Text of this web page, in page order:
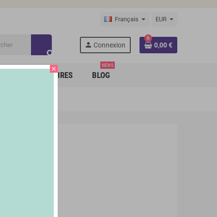
Français EUR
search
person Connexion
0
0,00 €
PARTENAIRES BLOG
NEWS
close